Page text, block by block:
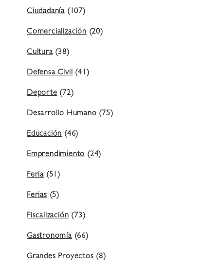
Ciudadanía (107)
Comercialización(20)
Cultura(38)
Defensa Civil(41)
Deporte(72)
Desarrollo Humano(75)
Educación(46)
Emprendimiento(24)
Feria (51)
Ferias(5)
Fiscalización(73)
Gastronomía(66)
Grandes Proyectos(8)